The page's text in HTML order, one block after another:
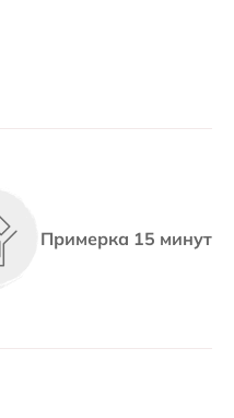
Примерка 15 минут